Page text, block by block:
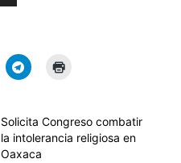
Solicita Congreso combatir
la intolerancia religiosa en
Oaxaca